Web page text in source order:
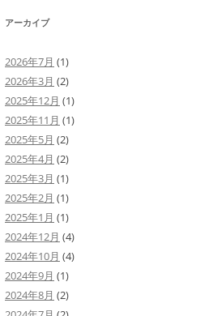
アーカイブ
2026年7月 (1)
2026年3月 (2)
2025年12月 (1)
2025年11月 (1)
2025年5月 (2)
2025年4月 (2)
2025年3月 (1)
2025年2月 (1)
2025年1月 (1)
2024年12月 (4)
2024年10月 (4)
2024年9月 (1)
2024年8月 (2)